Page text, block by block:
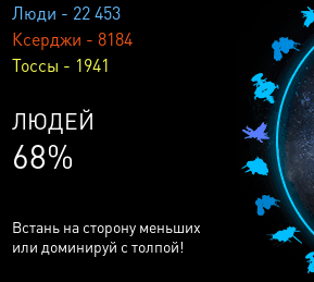
Люди - 22 453
Ксерджи - 8184
Тоссы - 1941
КСЕРДЖЕЙ
25%
Встань на сторону меньших
или доминируй с толпой!